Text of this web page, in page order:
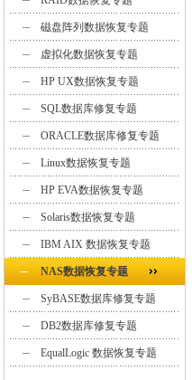
磁盘阵列数据恢复专题
虚拟化数据恢复专题
HP UX数据恢复专题
SQL数据库修复专题
ORACLE数据库修复专题
Linux数据恢复专题
HP EVA数据恢复专题
Solaris数据恢复专题
IBM AIX 数据恢复专题
NAS数据恢复专题
SyBASE数据库修复专题
DB2数据库修复专题
EqualLogic 数据恢复专题